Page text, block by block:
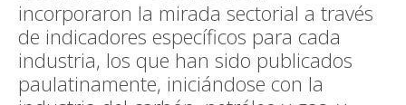
incorporaron la mirada sectorial a través
de indicadores específicos para cada
industria, los que han sido publicados
paulatinamente, iniciándose con la